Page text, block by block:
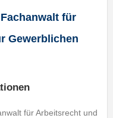
für
Gewerblichen
für Arbeitsrecht und